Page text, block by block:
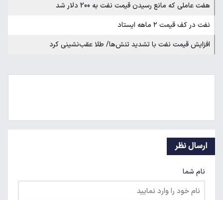
هفت عاملی که مانع رسیدن قیمت نفت به 200 دلار شد
نفت در کف قیمت ۲ ماهه ایستاد
افزایش قیمت نفت با تشدید تنش‌ها/ طلا عقب‌نشینی کرد
ارسال نظر
نام شما